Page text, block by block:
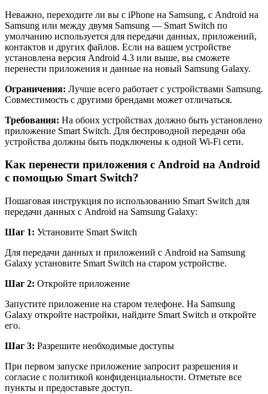
Неважно, переходите ли вы с iPhone на Samsung, с Android на
Samsung или между двумя Samsung — Smart Switch по
умолчанию используется для передачи данных, приложений,
контактов и других файлов. Если на вашем устройстве
установлена версия Android 4.3 или выше, вы сможете
перенести приложения и данные на новый Samsung Galaxy.
Ограничения: Лучше всего работает с устройствами Samsung.
Совместимость с другими брендами может отличаться.
Требования: На обоих устройствах должно быть установлено
приложение Smart Switch. Для беспроводной передачи оба
устройства должны быть подключены к одной Wi-Fi сети.
Как перенести приложения с Android на Android
с помощью Smart Switch?
Пошаговая инструкция по использованию Smart Switch для
передачи данных с Android на Samsung Galaxy:
Шаг 1: Установите Smart Switch
Для передачи данных и приложений с Android на Samsung
Galaxy установите Smart Switch на старом устройстве.
Шаг 2: Откройте приложение
Запустите приложение на старом телефоне. На Samsung
Galaxy откройте настройки, найдите Smart Switch и откройте
его.
Шаг 3: Разрешите необходимые доступы
При первом запуске приложение запросит разрешения и
согласие с политикой конфиденциальности. Отметьте все
пункты и предоставьте доступ.